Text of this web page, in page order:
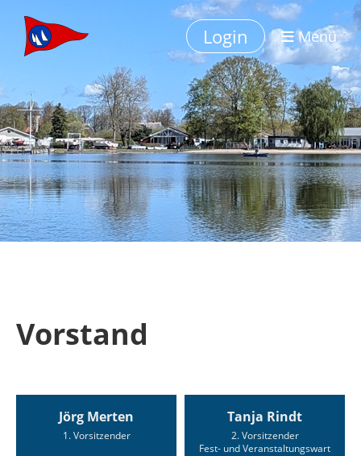
Login Menü
Vorstand
Jörg Merten
1. Vorsitzender
Tanja Rindt
2. Vorsitzender
Fest- und Veranstaltungswart